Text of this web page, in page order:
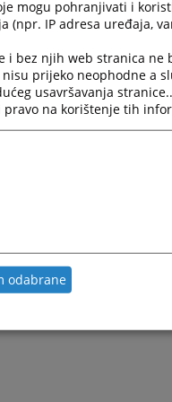
mogu pohranjivati i
(npr. IP adresa uređaja,
i bez njih web stranica ne
prijeko neophodne a
usavršavanja
na korištenje tih
odabrane